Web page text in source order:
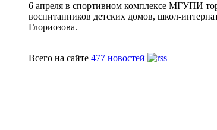
6 апреля в спортивном комплексе МГУПИ
воспитанников детских домов, школ-
Глориозова.
Всего на сайте 477 новостей